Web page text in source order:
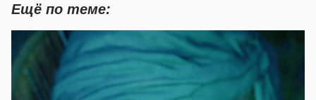
Ещё по теме: